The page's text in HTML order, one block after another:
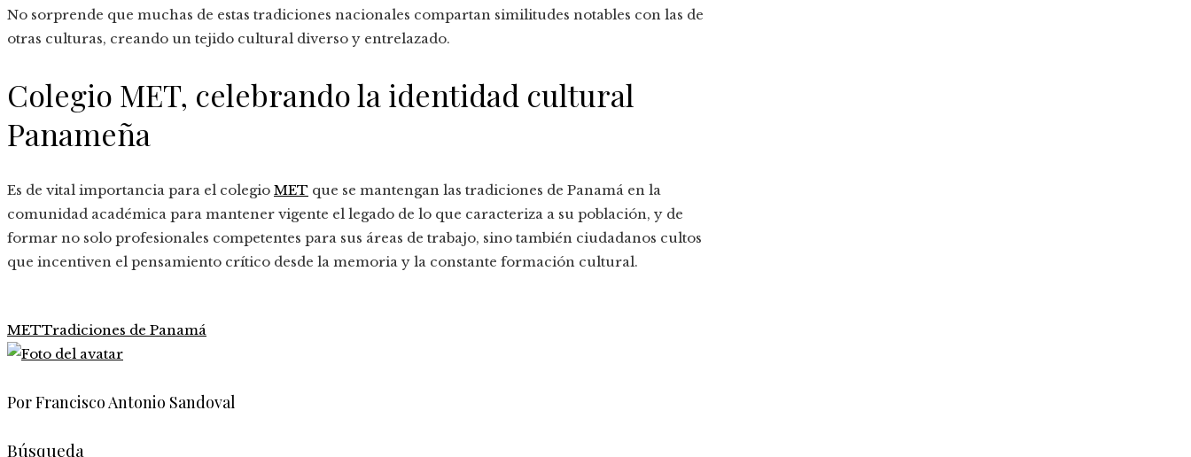
No sorprende que muchas de estas tradiciones nacionales compartan similitudes notables con las de
otras culturas, creando un tejido cultural diverso y entrelazado.
Colegio MET, celebrando la identidad cultural
Panameña
Es de vital importancia para el colegio MET que se mantengan las tradiciones de Panamá en la
comunidad académica para mantener vigente el legado de lo que caracteriza a su población, y de
formar no solo profesionales competentes para sus áreas de trabajo, sino también ciudadanos cultos
que incentiven el pensamiento crítico desde la memoria y la constante formación cultural.
METTradiciones de Panamá
Por Francisco Antonio Sandoval
Búsqueda